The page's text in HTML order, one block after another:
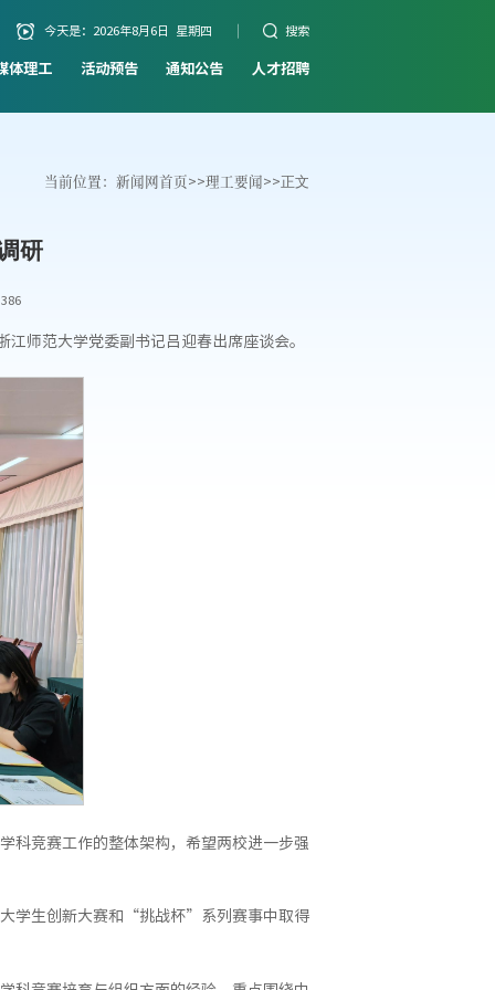
今天是： 2026年8月6日 星期四 搜索
体理工 活动预告 通知公告 人才招聘
当前位置： 新闻网首页>>理工要闻>>正文
研
386
师范大学党委副书记吕迎春出席座谈会。
科竞赛工作的整体架构，希望两校进一步强
学生创新大赛和“挑战杯”系列赛事中取得